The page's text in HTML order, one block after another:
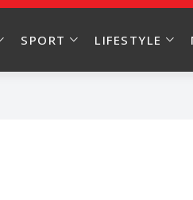
SPORT LIFESTYLE